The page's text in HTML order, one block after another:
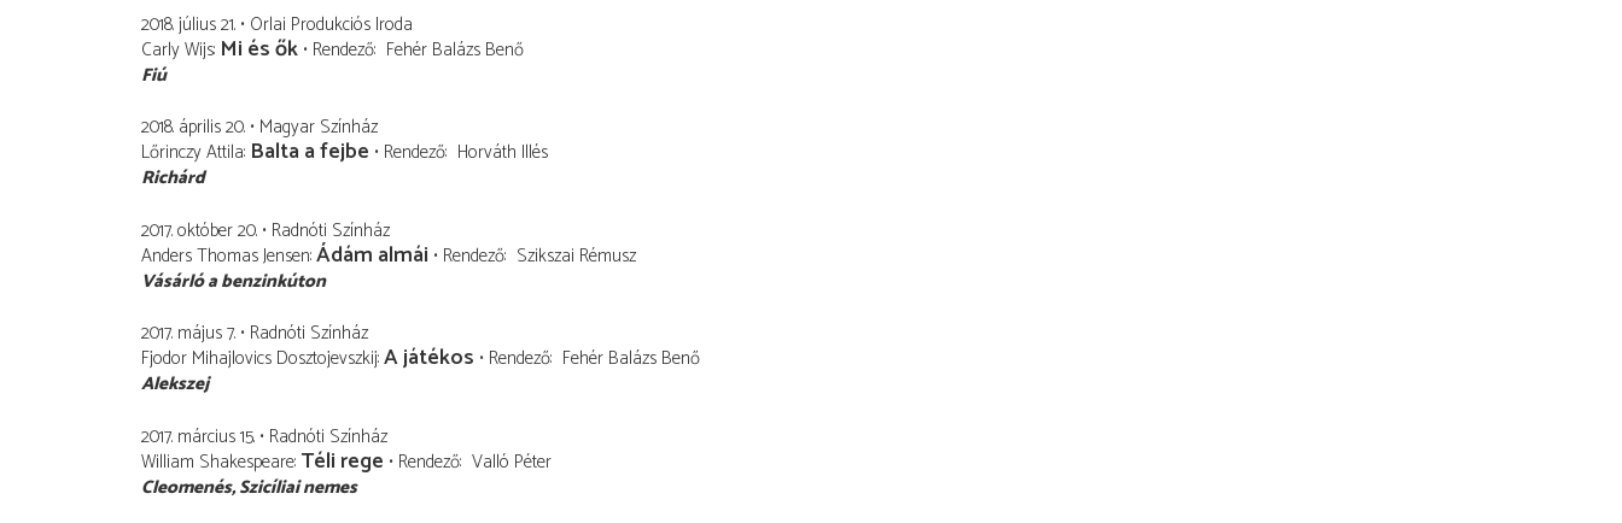
2018. július 21. Orlai Produkciós Iroda
Carly Wijs Mi és ők Rendező Fehér Balázs Benő
Fiú
2018. április 20. Magyar Színház
Lőrinczy Attila Balta a fejbe Rendező Horváth Illés
Richárd
2017. október 20. Radnóti Színház
Anders Thomas Jensen Ádám almái Rendező Szikszai Rémusz
Vásárló a benzinkúton
2017. május 7. Radnóti Színház
Fjodor Mihajlovics Dosztojevszkij A játékos Rendező Fehér Balázs Benő
Alekszej
2017. március 15. Radnóti Színház
William Shakespeare Téli rege Rendező Valló Péter
Cleomenés Szicíliai nemes